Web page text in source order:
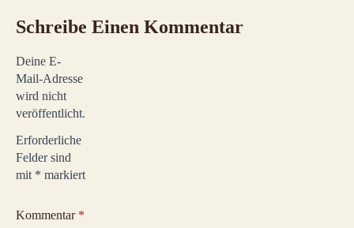
Schreibe Einen Kommentar
Deine E-
Mail-Adresse
wird nicht
veröffentlicht.
Erforderliche
Felder sind
mit * markiert
Kommentar *